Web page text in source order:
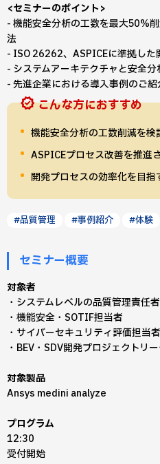
<セミナーのポイント>
- 機能安全分析の工数を最大50%
法
- ISO 26262、ASPICEに準拠した
- システムアーキテクチャと安全
- 先進企業における導入事例のご紹
こんな方におすすめ
機能安全分析の工数削減を検
ASPICEプロセス改善を推進
開発プロセスの効率化を目指
#品質管理 #事例紹介 #体験
セミナー概要
対象者
・システムレベルの品質管理責任者
・機能安全・SOTIF担当者
・サイバーセキュリティ評価担当者
・BEV・SDV開発プロジェクトリ
対象製品
Ansys medini analyze
プログラム
12:30
受付開始